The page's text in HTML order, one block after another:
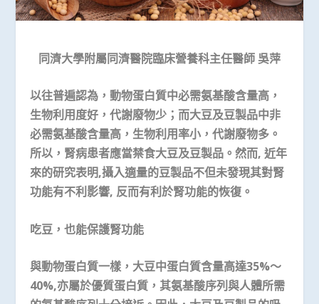
同濟大學附屬同濟醫院臨床營養科主任醫師 吳萍
以往普遍認為，動物蛋白質中必需氨基酸含量高，
生物利用度好，代謝廢物少；而大豆及豆製品中非
必需氨基酸含量高，生物利用率小，代謝廢物多。
所以，腎病患者應當禁食大豆及豆製品。然而,近年
來的研究表明,攝入適量的豆製品不但未發現其對腎
功能有不利影響, 反而有利於腎功能的恢復。
吃豆，也能保護腎功能
與動物蛋白質一樣，大豆中蛋白質含量高達35%～
40%,亦屬於優質蛋白質，其氨基酸序列與人體所需